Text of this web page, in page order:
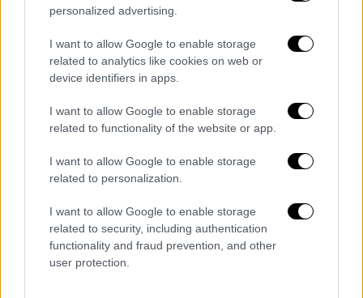
personalized advertising.
I want to allow Google to enable storage
related to analytics like cookies on web or
device identifiers in apps.
I want to allow Google to enable storage
related to functionality of the website or app.
I want to allow Google to enable storage
related to personalization.
I want to allow Google to enable storage
related to security, including authentication
functionality and fraud prevention, and other
user protection.
50 γρ. τριμμένη παρμεζάνα
αλάτι, πιπέρι
Αλείψτε με ελαιόλαδο και αλατοπιπερώστε
τα παϊδάκια και ψήστε τα στη σχάρα ή στον
λεπτά.
Βάλτε στον κάδο του μπλέντερ το σκόρδο,
τον δυόσμο, τον μαϊντανό, το δεντρολίβανο,
το ξύσμα των λεμονιών, το ελαιόλαδο, το
κουκουνάρι και την παρμεζάνα και